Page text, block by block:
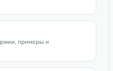
примеры и